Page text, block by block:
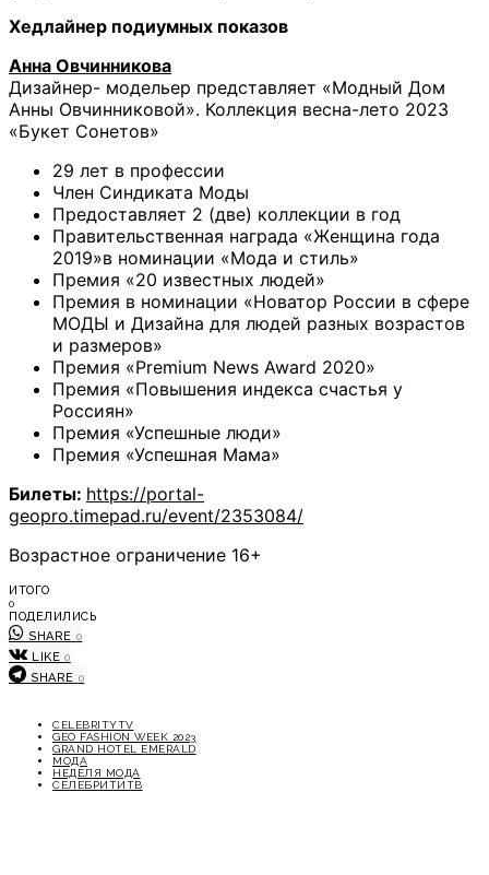
Хедлайнер подиумных показов
Анна Овчинникова
Дизайнер- модельер представляет «Модный Дом
Анны Овчинниковой». Коллекция весна-лето 2023
«Букет Сонетов»
29 лет в профессии
Член Синдиката Моды
Предоставляет 2 (две) коллекции в год
Правительственная награда «Женщина года
2019»в номинации «Мода и стиль»
Премия «20 известных людей»
Премия в номинации «Новатор России в сфере
МОДЫ и Дизайна для людей разных возрастов
и размеров»
Премия «Premium News Award 2020»
Премия «Повышения индекса счастья у
Россиян»
Премия «Успешные люди»
Премия «Успешная Мама»
Билеты: https://portal-
geopro.timepad.ru/event/2353084/
Возрастное ограничение 16+
ИТОГО
0
ПОДЕЛИЛИСЬ
SHARE 0
LIKE 0
SHARE 0
CELEBRITYTV
GEO FASHION WEEK 2023
GRAND HOTEL EMERALD
МОДА
НЕДЕЛЯ МОДА
СЕЛЕБРИТИТВ